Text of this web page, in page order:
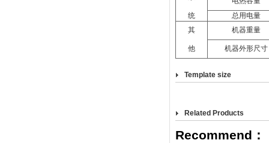
统
总用电量
其
他
机器重量
机器外形尺寸
Template size
Related Products
Recommend：